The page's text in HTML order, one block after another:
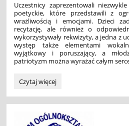
Uczestnicy zaprezentowali
poetyckie, które przedstawili z
wrażliwością i emocjami. Dzieci
recytację, ale również o
wykorzystywały rekwizyty, a jedna z
występ także elementami
wyjątkowy i poruszający, a
patriotyzm można wyrażać całym
Patriotyczny
recytatorski
sercem":
Czytaj więcej